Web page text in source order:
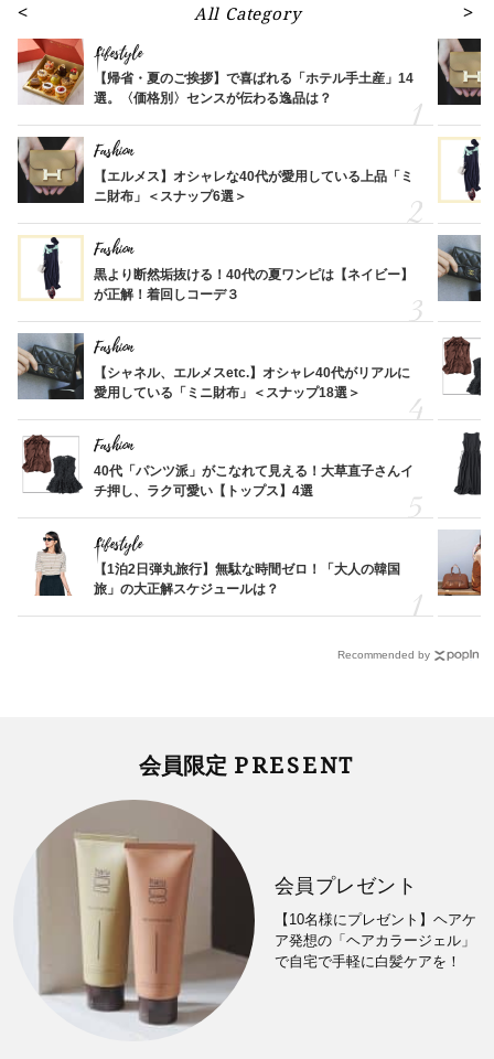
All Category
Lifestyle
【帰省・夏のご挨拶】で喜ばれる「ホテル手土産」14
選。〈価格別〉センスが伝わる逸品は？
Fashion
【エルメス】オシャレな40代が愛用している上品「ミ
ニ財布」＜スナップ6選＞
Fashion
黒より断然垢抜ける！40代の夏ワンピは【ネイビー】
が正解！着回しコーデ３
Fashion
【シャネル、エルメスetc.】オシャレ40代がリアルに
愛用している「ミニ財布」＜スナップ18選＞
Fashion
40代「パンツ派」がこなれて見える！大草直子さんイ
チ押し、ラク可愛い【トップス】4選
Lifestyle
【1泊2日弾丸旅行】無駄な時間ゼロ！「大人の韓国
旅」の大正解スケジュールは？
Recommended by
会員限定 PRESENT
会員プレゼント
【10名様にプレゼント】ヘアケ
ア発想の「ヘアカラージェル」
で自宅で手軽に白髪ケアを！